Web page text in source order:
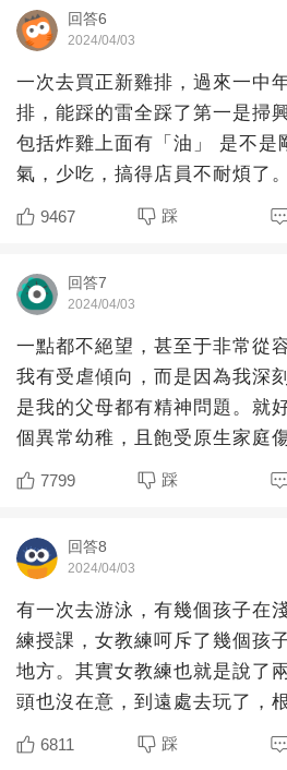
回答6
2024/04/03
一次去買正新雞排，過來一中
排，能踩的雷全踩了第一是掃
包括炸雞上面有「油」 是不是
氣，少吃，搞得店員不耐煩了
貴，直接打斷孩子，9
9467 踩
回答7
2024/04/03
一點都不絕望，甚至于非常從
我有受虐傾向，而是因為我深
是我的父母都有精神問題。就
個異常幼稚，且飽受原生家庭
幸地擔任了母親這
7799 踩
回答8
2024/04/03
有一次去游泳，有幾個孩子在
練授課，女教練呵斥了幾個孩
地方。其實女教練也就是說了
頭也沒在意，到遠處去玩了，
我上岸洗澡，有一
6811 踩